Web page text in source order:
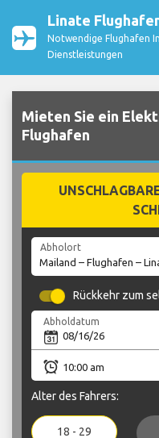
Linate
Notwendige Flughafen
Dienstleistungen
Mieten Sie ein
Flughafen
Abholort
Rückkehr zum
Abholdatum
Alter des Fahrers:
18 - 29